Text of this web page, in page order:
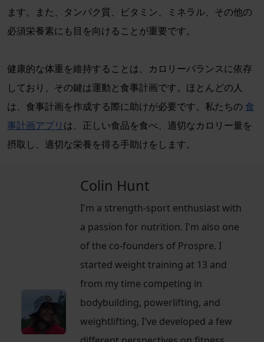
ます。また、タンパク質、ビタミン、ミネラル、その他の
必須栄養素にも目を向けることが重要です。
健康的な体重を維持することは、カロリーバランスに依存
しており、その鍵は運動と食事計画です。ほとんどの人
は、食事計画を作成する際に助けが必要です。私たちの 食
事計画アプリ は、正しい食品を食べ、適切なカロリー量を
摂取し、適切な栄養を得る手助けをします。
Colin Hunt
I'm a strength-sport enthusiast with
a passion for nutrition. I'm also one
of the co-founders of Prospre. I
started weight training at 13 and
from my time competing in
bodybuilding, powerlifting, and
weightlifting, I've developed a few